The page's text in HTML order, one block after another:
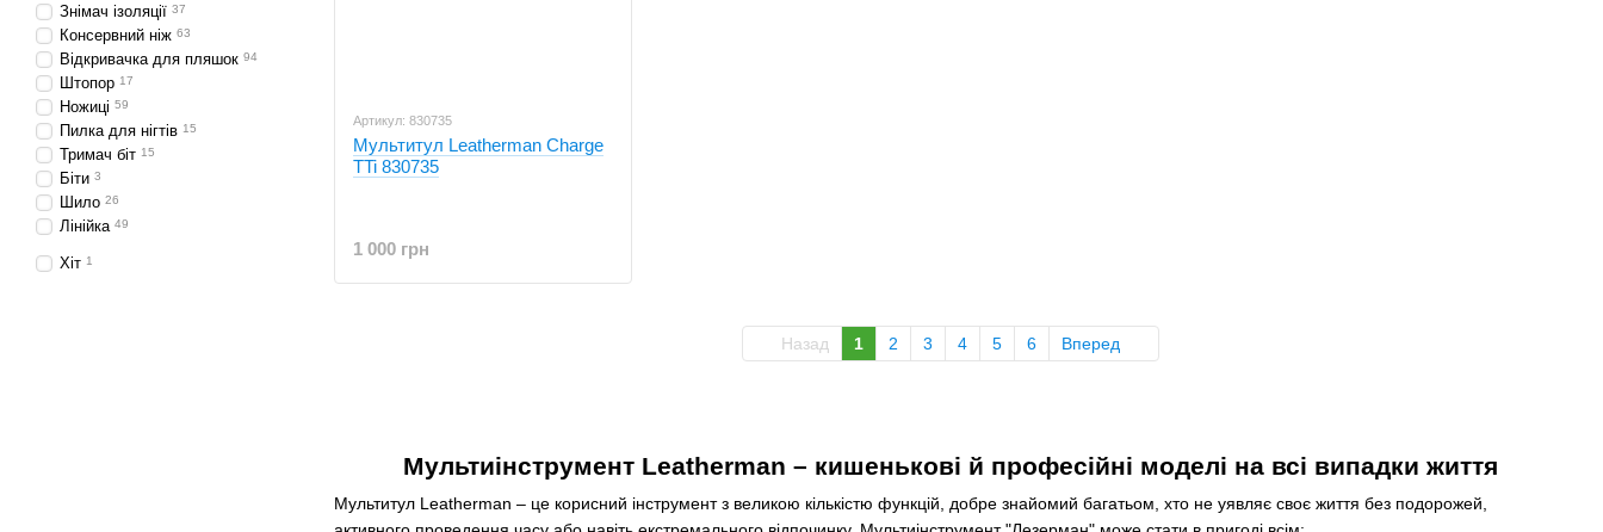
Мультиінструмент Leatherman – кишенькові й професійні моделі на всі випадки життя
Мультитул Leatherman – це корисний інструмент з великою кількістю функцій, добре знайомий багатьом, хто не уявляє своє життя без подорожей,
Артикул: 830735
Мультитул Leatherman Charge
TTi 830735
1 000 грн
Назад 1 2 3 4 5 6 Вперед
Знімач ізоляції 37
Консервний ніж 63
Відкривачка для пляшок 94
Штопор 17
Ножиці 59
Пилка для нігтів 15
Тримач біт 15
Біти 3
Шило 26
Лінійка 49
Хіт 1